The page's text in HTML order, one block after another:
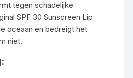
tegen schadelijke
SPF 30 Sunscreen Lip
oceaan en bedreigt het
niet.